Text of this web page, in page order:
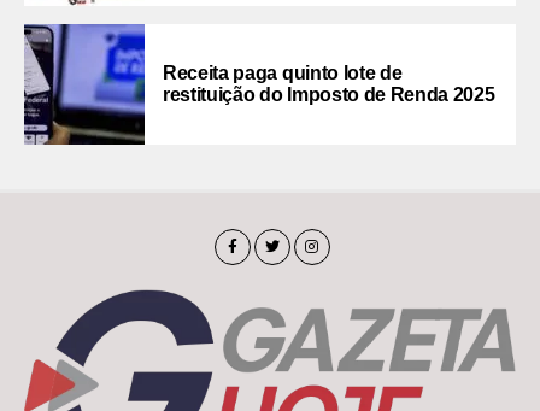
Receita paga quinto lote de
restituição do Imposto de Renda 2025